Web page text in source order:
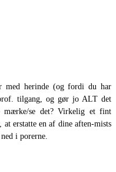
med herinde (og fordi du har
tilgang, og gør jo ALT det
se det? Virkelig et fint
at erstatte en af dine aften-mists
i porerne.